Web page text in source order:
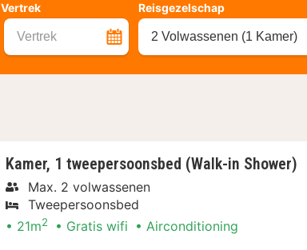
Vertrek
Vertrek
Reisgezelschap
2 Volwassenen (1 Kamer)
Kamer, 1 tweepersoonsbed (Walk-in Shower)
Max. 2 volwassenen
Tweepersoonsbed
21m2 Gratis wifi Airconditioning